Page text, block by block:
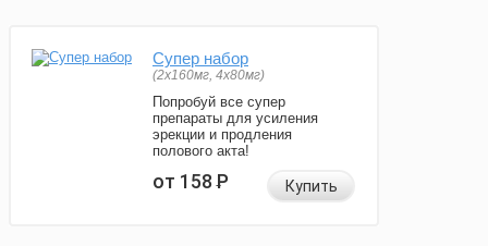
Супер набор
(2х160мг, 4х80мг)
Попробуй все супер
препараты для усиления
эрекции и продления
полового акта!
от 158Р Купить